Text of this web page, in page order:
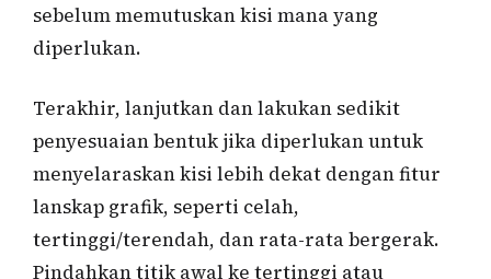
sebelum memutuskan kisi mana yang
diperlukan.
Terakhir, lanjutkan dan lakukan sedikit
penyesuaian bentuk jika diperlukan untuk
menyelaraskan kisi lebih dekat dengan fitur
lanskap grafik, seperti celah,
tertinggi/terendah, dan rata-rata bergerak.
Pindahkan titik awal ke tertinggi atau